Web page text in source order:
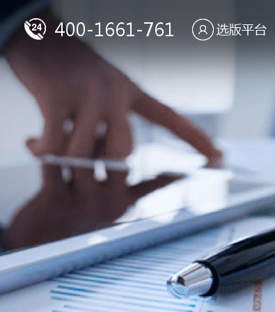
选版平台
400-1661-761